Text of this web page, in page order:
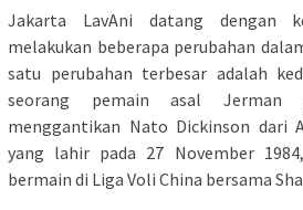
Jakarta LavAni datang dengan
melakukan beberapa perubahan
satu perubahan terbesar adalah
seorang pemain asal Jerman
menggantikan Nato Dickinson dari
yang lahir pada 27 November
bermain di Liga Voli China bersama